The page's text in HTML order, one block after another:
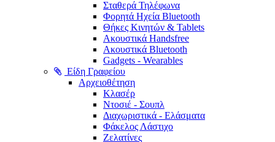
Σταθερά Τηλέφωνα
Φορητά Ηχεία Bluetooth
Θήκες Κινητών & Tablets
Ακουστικά Handsfree
Ακουστικά Bluetooth
Gadgets - Wearables
Είδη Γραφείου
Αρχειοθέτηση
Κλασέρ
Ντοσιέ - Σουπλ
Διαχωριστικά - Ελάσματα
Φάκελος Λάστιχο
Ζελατίνες